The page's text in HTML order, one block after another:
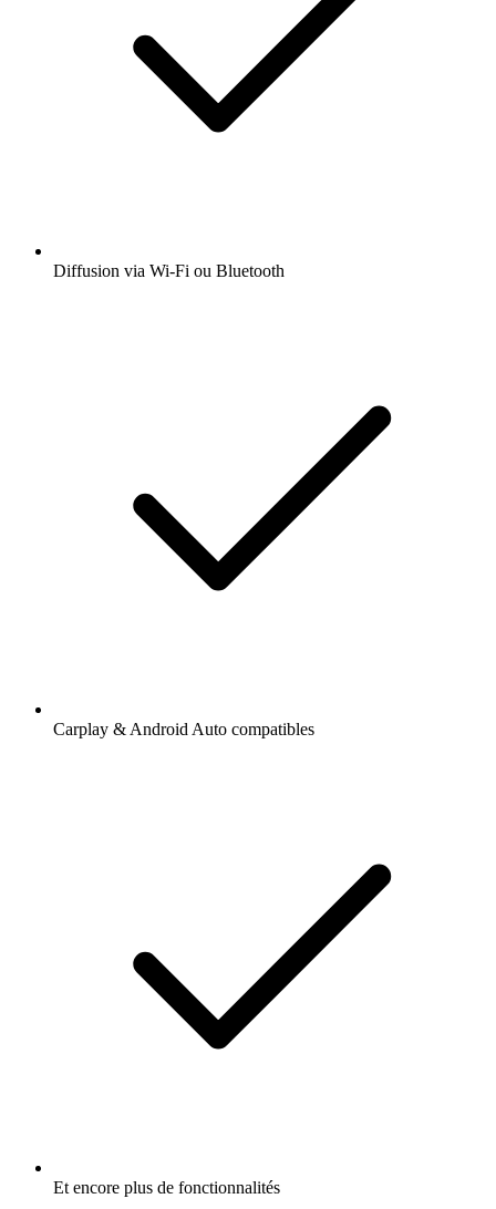
Diffusion via Wi-Fi ou Bluetooth
Carplay & Android Auto compatibles
Et encore plus de fonctionnalités